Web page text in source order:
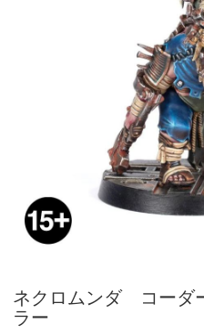
ネクロムンダ コーダ
ラー